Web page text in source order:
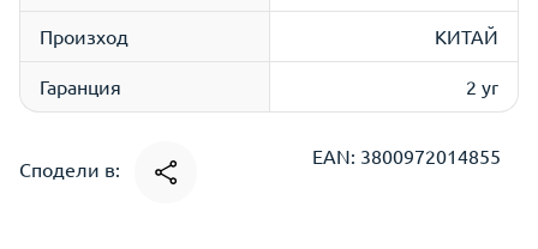
Произход КИТАЙ
Гаранция 2 yr
Сподели в:
EAN: 3800972014855